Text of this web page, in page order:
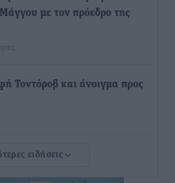
με τον πρόεδρο της
Τοντόροβ και άνοιγμα προς
– Εκεί που το καλοκαίρι
ειδήσεις